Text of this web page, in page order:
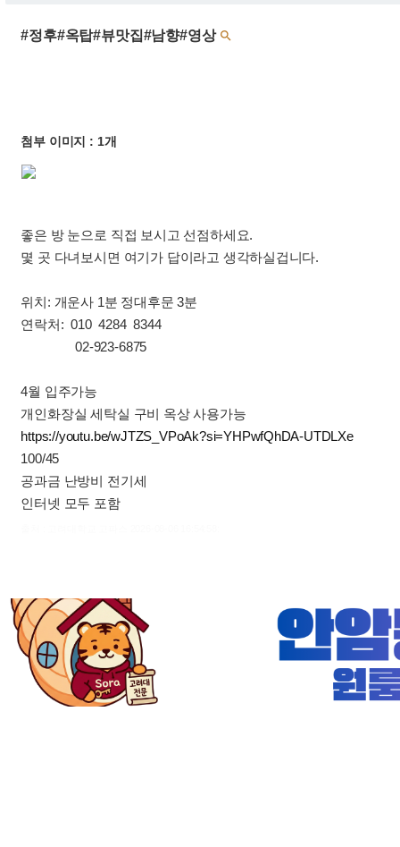
#정후#옥탑#뷰맛집#남향#영상 
첨부 이미지 : 1개
좋은 방 눈으로 직접 보시고 선점하세요.
몇 곳 다녀보시면 여기가 답이라고 생각하실겁니다.
위치: 개운사 1분 정대후문 3분
연락처: 010 4284 8344
02-923-6875
4월 입주가능
개인화장실 세탁실 구비 옥상 사용가능
https://youtu.be/wJTZS_VPoAk?si=YHPwfQhDA-UTDLXe
100/45
공과금 난방비 전기세
인터넷 모두 포함